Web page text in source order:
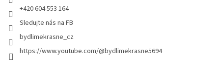
+420 604 553 164
Sledujte nás na FB
bydlimekrasne_cz
https://www.youtube.com/@bydlimekrasne5694